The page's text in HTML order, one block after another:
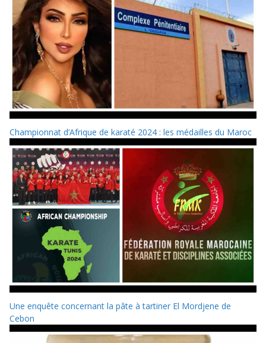
Championnat d’Afrique de karaté 2024 : les médailles du Maroc
Une enquête concernant la pâte à tartiner El Mordjene de
Cebon